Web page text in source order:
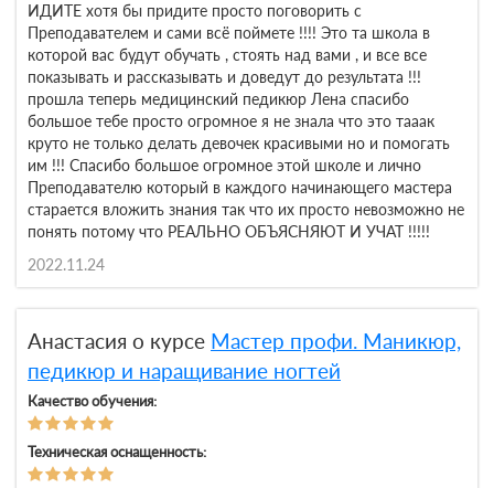
ИДИТЕ хотя бы придите просто поговорить с
Преподавателем и сами всё поймете !!!! Это та школа в
которой вас будут обучать , стоять над вами , и все все
показывать и рассказывать и доведут до результата !!!
прошла теперь медицинский педикюр Лена спасибо
большое тебе просто огромное я не знала что это тааак
круто не только делать девочек красивыми но и помогать
им !!! Спасибо большое огромное этой школе и лично
Преподавателю который в каждого начинающего мастера
старается вложить знания так что их просто невозможно не
понять потому что РЕАЛЬНО ОБЪЯСНЯЮТ И УЧАТ !!!!!
2022.11.24
Анастасия о курсе Мастер профи. Маникюр,
педикюр и наращивание ногтей
Качество обучения:
Техническая оснащенность: